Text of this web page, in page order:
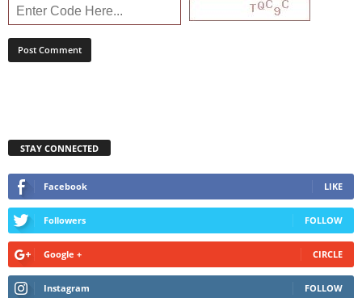
STAY CONNECTED
Facebook LIKE
Followers FOLLOW
Google + CIRCLE
Instagram FOLLOW